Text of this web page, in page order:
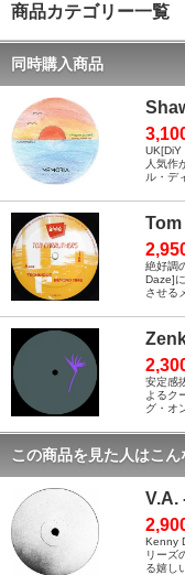
商品カテゴリー一覧
同時購入商品
UK[DiY
人気作
ル・デ
絶好調
Daze]
させる
安定感
よるク
グ・オ
この商品を見た人はこ
V.A.
Kenny
リーズ
る嬉し